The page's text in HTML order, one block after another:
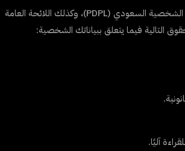
قوانين حماية البيانات المعمول بها، بما في ذلك نظام حماية البيانات الشخصية السعودي (PDPL)، وكذلك اللائحة العامة
التالية فيما يتعلق ببياناتك الشخصية:
آليًا.